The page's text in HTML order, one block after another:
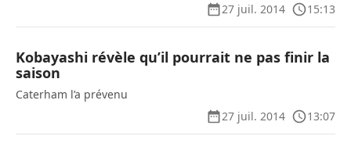
27 juil. 2014
15:13
Kobayashi révèle qu’il pourrait ne pas finir la
saison
Caterham l’a prévenu
27 juil. 2014
13:07